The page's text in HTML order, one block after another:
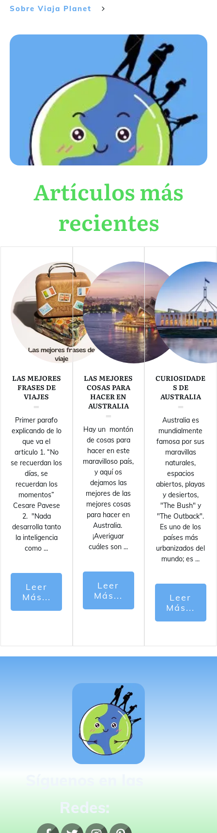
Sobre Viaja Planet
Artículos más
recientes
LAS MEJORES
FRASES DE
VIAJES
Primer parafo
explicando de lo
que va el
articulo 1. “No
se recuerdan los
días, se
recuerdan los
momentos”
Cesare Pavese
2. "Nada
desarrolla tanto
la inteligencia
como ...
Leer
Más...
LAS MEJORES
COSAS PARA
HACER EN
AUSTRALIA
Hay un montón
de cosas para
hacer en este
maravilloso país,
y aquí os
dejamos las
mejores de las
mejores cosas
para hacer en
Australia.
¡Averiguar
cuáles son ...
Leer
Más...
CURIOSIDADE
S DE
AUSTRALIA
Australia es
mundialmente
famosa por sus
maravillas
naturales,
espacios
abiertos, playas
y desiertos,
"The Bush" y
"The Outback".
Es uno de los
países más
urbanizados del
mundo; es ...
Leer
Más...
Redes: